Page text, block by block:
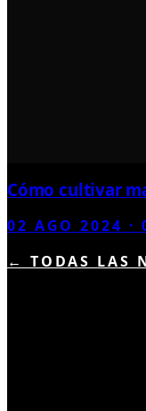
Cómo cultivar
02 AGO 2024 ·
← TODAS LAS